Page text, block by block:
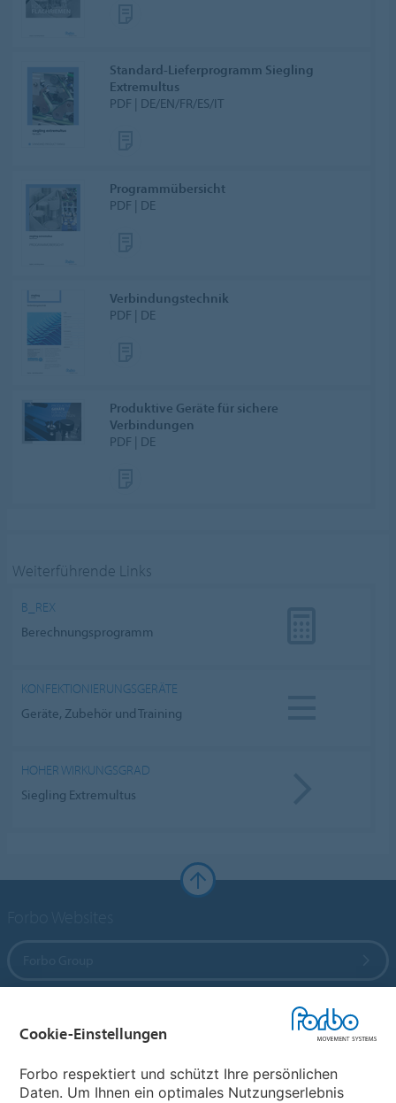
Standard-Lieferprogramm Siegling
Extremultus
PDF | DE/EN/FR/ES/IT
Programmübersicht
PDF | DE
Verbindungstechnik
PDF | DE
Produktive Geräte für sichere
Verbindungen
PDF | DE
Weiterführende Links
B_REX
Berechnungsprogramm
KONFEKTIONIERUNGSGERÄTE
Geräte, Zubehör und Training
HOHER WIRKUNGSGRAD
Siegling Extremultus
Cookie-Einstellungen
Forbo respektiert und schützt Ihre persönlichen
Daten. Um Ihnen ein optimales Nutzungserlebnis